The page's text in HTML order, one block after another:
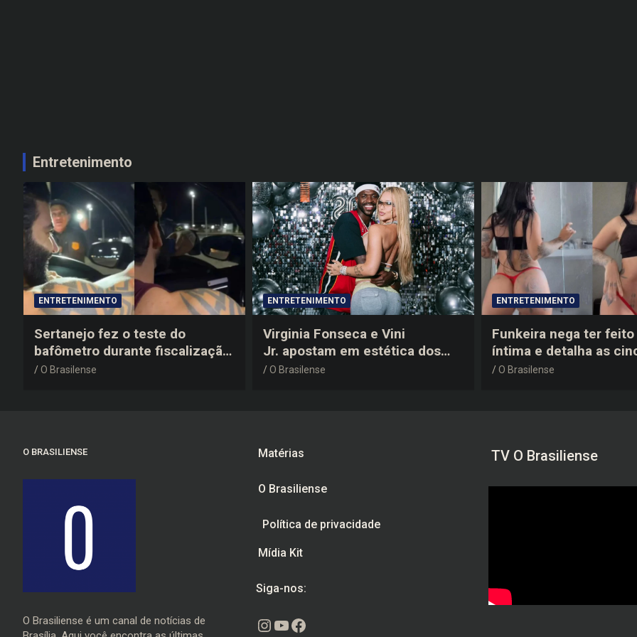
Entretenimento
ENTRETENIMENTO
Sertanejo fez o teste do
bafômetro durante fiscalização
na estrada, deu resultado
O Brasilense
ENTRETENIMENTO
Virginia Fonseca e Vini
Jr. apostam em estética dos
anos 2000 em festa de
O Brasilense
ENTRETENIMENTO
Funkeira nega ter
íntima e detalha as
plásticas que realizou
O Brasilense
O BRASILIENSE
O Brasiliense é um canal de notícias de
Matérias
O Brasiliense
Política de privacidade
Mídia Kit
Siga-nos:
Instagram
Youtube
Facebook
TV O Brasiliense